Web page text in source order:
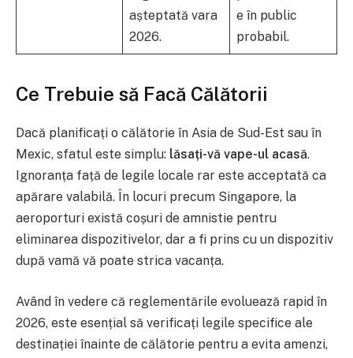
așteptată vara
2026.
e în public
probabil.
Ce Trebuie să Facă Călătorii
Dacă planificați o călătorie în Asia de Sud-Est sau în
Mexic, sfatul este simplu: lăsați-vă vape-ul acasă.
Ignoranța față de legile locale rar este acceptată ca
apărare valabilă. În locuri precum Singapore, la
aeroporturi există coșuri de amnistie pentru
eliminarea dispozitivelor, dar a fi prins cu un dispozitiv
după vamă vă poate strica vacanța.
Având în vedere că reglementările evoluează rapid în
2026, este esențial să verificați legile specifice ale
destinației înainte de călătorie pentru a evita amenzi,